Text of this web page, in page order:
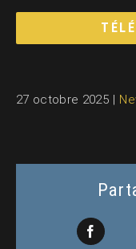
27 octobre 2025 |